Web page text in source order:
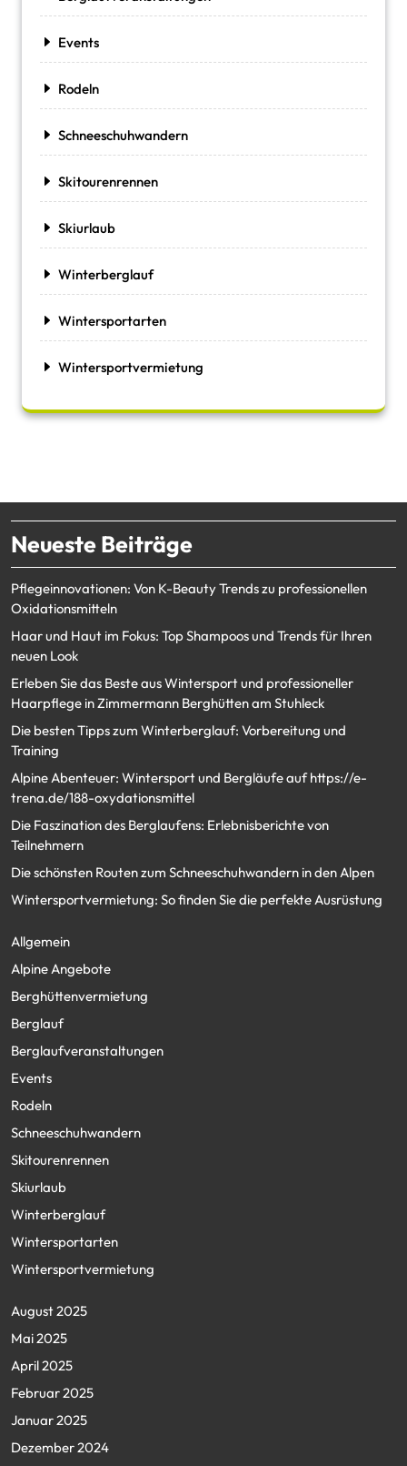
Events
Rodeln
Schneeschuhwandern
Skitourenrennen
Skiurlaub
Winterberglauf
Wintersportarten
Wintersportvermietung
Neueste Beiträge
Pflegeinnovationen: Von K-Beauty Trends zu professionellen
Oxidationsmitteln
Haar und Haut im Fokus: Top Shampoos und Trends für Ihren
neuen Look
Erleben Sie das Beste aus Wintersport und professioneller
Haarpflege in Zimmermann Berghütten am Stuhleck
Die besten Tipps zum Winterberglauf: Vorbereitung und
Training
Alpine Abenteuer: Wintersport und Bergläufe auf https://e-
trena.de/188-oxydationsmittel
Die Faszination des Berglaufens: Erlebnisberichte von
Teilnehmern
Die schönsten Routen zum Schneeschuhwandern in den Alpen
Wintersportvermietung: So finden Sie die perfekte Ausrüstung
Allgemein
Alpine Angebote
Berghüttenvermietung
Berglauf
Berglaufveranstaltungen
Events
Rodeln
Schneeschuhwandern
Skitourenrennen
Skiurlaub
Winterberglauf
Wintersportarten
Wintersportvermietung
August 2025
Mai 2025
April 2025
Februar 2025
Januar 2025
Dezember 2024